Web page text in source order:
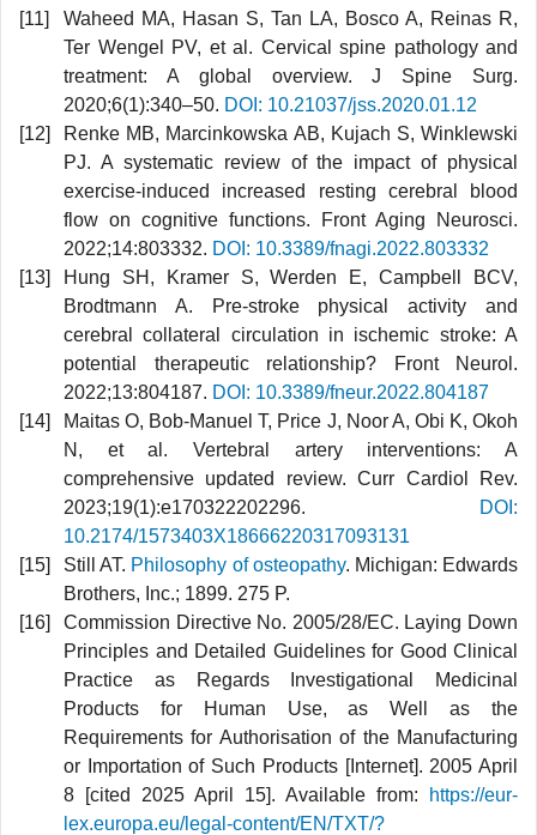
Waheed MA, Hasan S, Tan LA, Bosco A, Reinas R,
Ter Wengel PV, et al. Cervical spine pathology and
treatment: A global overview. J Spine Surg.
2020;6(1):340–50. DOI: 10.21037/jss.2020.01.12
Renke MB, Marcinkowska AB, Kujach S, Winklewski
PJ. A systematic review of the impact of physical
exercise-induced increased resting cerebral blood
flow on cognitive functions. Front Aging Neurosci.
2022;14:803332. DOI: 10.3389/fnagi.2022.803332
Hung SH, Kramer S, Werden E, Campbell BCV,
Brodtmann A. Pre-stroke physical activity and
cerebral collateral circulation in ischemic stroke: A
potential therapeutic relationship? Front Neurol.
2022;13:804187. DOI: 10.3389/fneur.2022.804187
Maitas O, Bob-Manuel T, Price J, Noor A, Obi K, Okoh
N, et al. Vertebral artery interventions: A
comprehensive updated review. Curr Cardiol Rev.
2023;19(1):e170322202296.
DOI:
10.2174/1573403X18666220317093131
Still AT. Philosophy of osteopathy. Michigan: Edwards
Brothers, Inc.; 1899. 275 P.
Commission Directive No. 2005/28/EC. Laying Down
Principles and Detailed Guidelines for Good Clinical
Practice as Regards Investigational Medicinal
Products for Human Use, as Well as the
Requirements for Authorisation of the Manufacturing
or Importation of Such Products [Internet]. 2005 April
8 [cited 2025 April 15]. Available from:
https://eur-
lex.europa.eu/legal-content/EN/TXT/?